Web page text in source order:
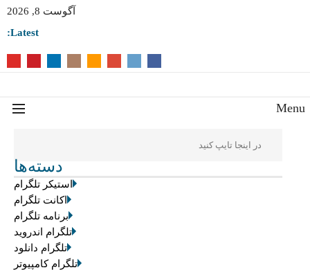
آگوست 8, 2026
Latest:
دسته‌ها
استیکر تلگرام
اکانت تلگرام
برنامه تلگرام
تلگرام اندروید
تلگرام دانلود
تلگرام کامپیوتر